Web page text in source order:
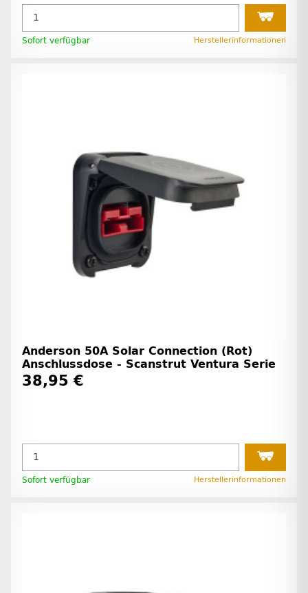
Sofort verfügbar Herstellerinformationen
Anderson 50A Solar Connection (Rot)
Anschlussdose - Scanstrut Ventura Serie
38,95 €
Sofort verfügbar Herstellerinformationen